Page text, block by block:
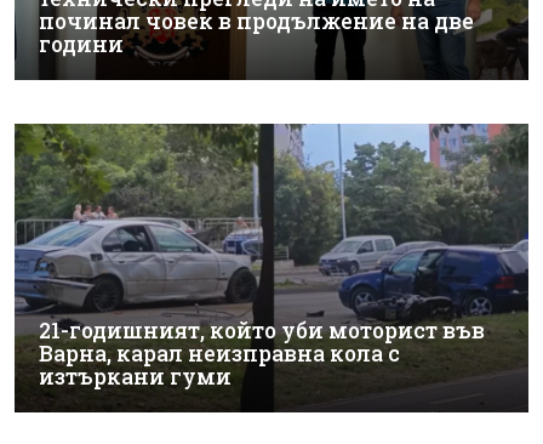
починал човек в продължение на две
години
21-годишният, който уби моторист във
Варна, карал неизправна кола с
изтъркани гуми